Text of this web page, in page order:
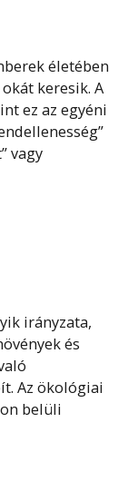
életében
keresik. A
ez az egyéni
vagy
irányzata,
és
Az ökológiai
belüli